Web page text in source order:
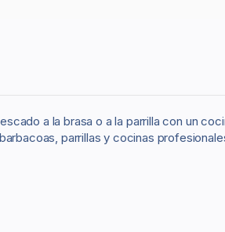
a la brasa o a la parrilla con un
parrillas y cocinas